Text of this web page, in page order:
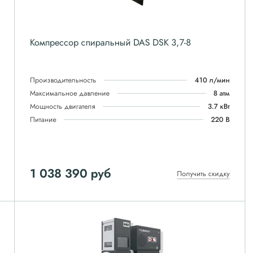
Компрессор спиральный DAS DSK 3,7-8
Производительность
410 л/мин
Максимальное давление
8 атм
Мощность двигателя
3.7 кВт
Питание
220 В
1 038 390руб Получить скидку